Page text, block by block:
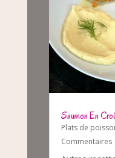
Saumon En
Plats de
Commentaires